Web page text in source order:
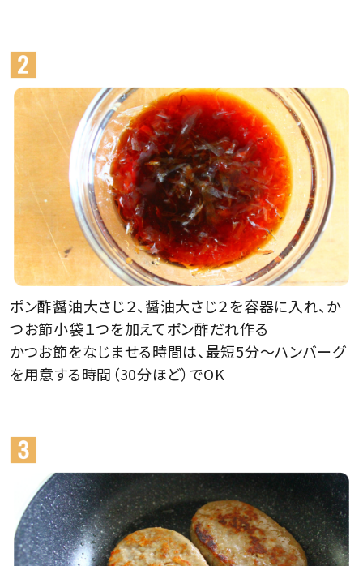
ポン酢醤油大さじ２、醤油大さじ２を容器に入れ、か
つお節小袋１つを加えてポン酢だれ作る
かつお節をなじませる時間は、最短5分～ハンバーグ
を用意する時間（30分ほど）でOK